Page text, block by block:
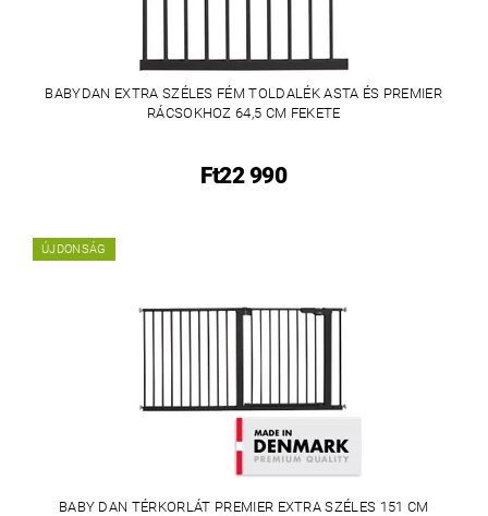
BABYDAN EXTRA SZÉLES FÉM TOLDALÉK ASTA ÉS PREMIER
RÁCSOKHOZ 64,5 CM FEKETE
Ft22 990
ÚJDONSÁG
BABY DAN TÉRKORLÁT PREMIER EXTRA SZÉLES 151 CM